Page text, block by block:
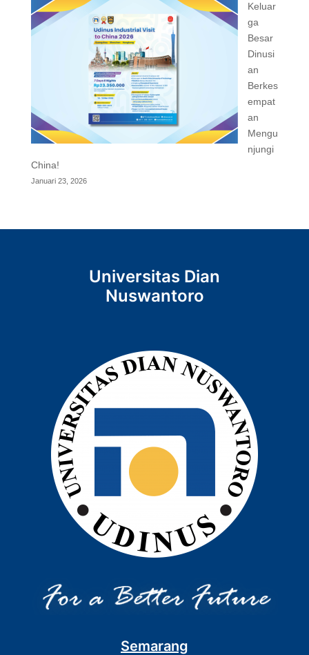
Keluar
ga
Besar
Dinusi
an
Berkes
empat
an
Mengu
njungi
China!
Januari 23, 2026
Universitas Dian
Nuswantoro
Semarang